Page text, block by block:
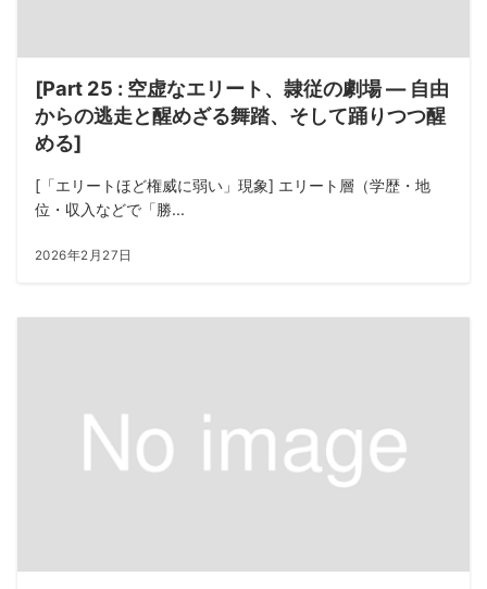
[Part 25 : 空虚なエリート、隷従の劇場 ― 自由
からの逃走と醒めざる舞踏、そして踊りつつ醒
める]
[「エリートほど権威に弱い」現象] エリート層（学歴・地
位・収入などで「勝...
2026年2月27日